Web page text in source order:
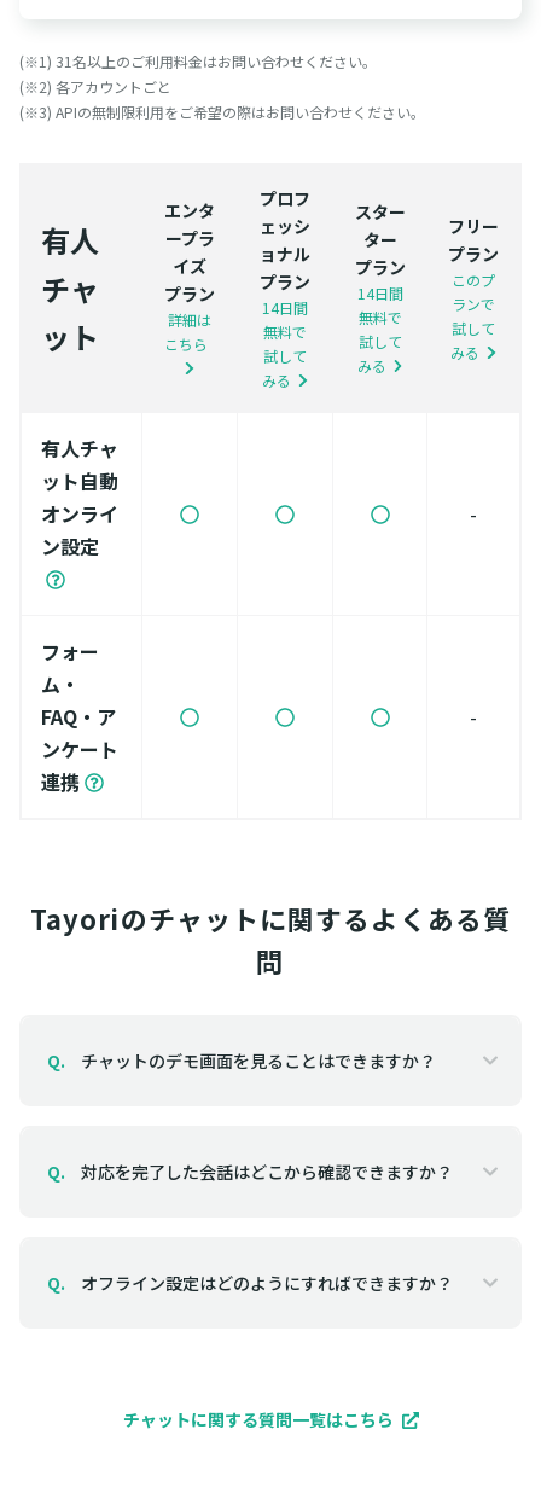
(※1) 31名以上のご利用料金はお問い合わせください。
(※2) 各アカウントごと
(※3) APIの無制限利用をご希望の際はお問い合わせください。
有人
チャ
ット
エンタ
ープラ
イズ
プラン
詳細は
こちら
プロフ
ェッシ
ョナル
プラン
14日間
無料で
試して
みる
スター
ター
プラン
14日間
無料で
試して
みる
フリー
プラン
このプ
ランで
試して
みる
有人チャ
ット自動
オンライ
ン設定
-
フォー
ム・
FAQ・ア
ンケート
連携
-
Tayoriのチャットに関するよくある質
問
Q. チャットのデモ画面を見ることはできますか？
Q. 対応を完了した会話はどこから確認できますか？
Q. オフライン設定はどのようにすればできますか？
チャットに関する質問一覧はこちら